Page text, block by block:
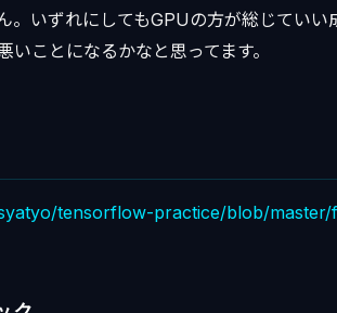
。いずれにしてもGPUの方が総じてい
いことになるかなと思ってます。
tensorflow-practice/blob/master/